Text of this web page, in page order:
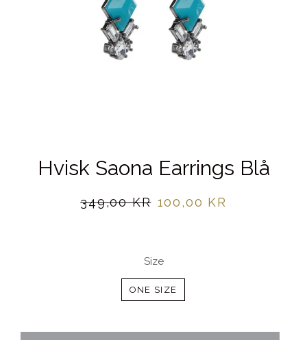
Hvisk Saona Earrings Blå
Normalpris
349,00 KR Udsalgspris
100,00 KR
Size
ONE SIZE